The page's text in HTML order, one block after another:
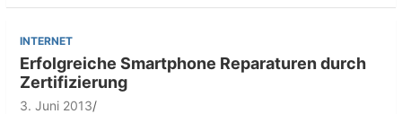
INTERNET
Erfolgreiche Smartphone Reparaturen durch
Zertifizierung
3. Juni 2013